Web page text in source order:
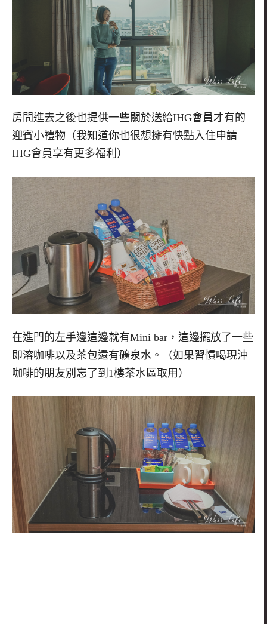
房間進去之後也提供一些關於送給IHG會員才有的
迎賓小禮物（我知道你也很想擁有快點入住申請
IHG會員享有更多福利）
在進門的左手邊這邊就有Mini bar ，這邊擺放了一些
即溶咖啡以及茶包還有礦泉水。（如果習慣喝現沖
咖啡的朋友別忘了到 1樓茶水區取用）